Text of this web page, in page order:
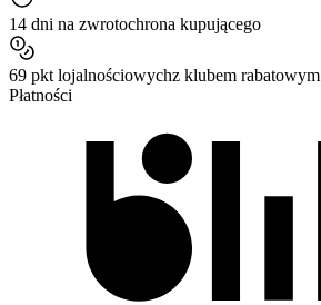
14 dni na zwrotochrona kupującego
69 pkt lojalnościowychz klubem rabatowym
Płatności